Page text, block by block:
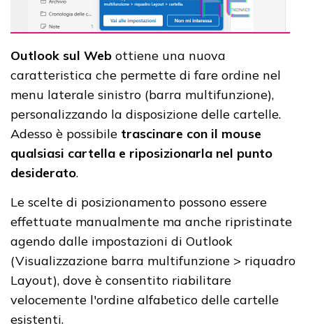
Outlook sul Web ottiene una nuova
caratteristica che permette di fare ordine nel
menu laterale sinistro (barra multifunzione),
personalizzando la disposizione delle cartelle.
Adesso è possibile trascinare con il mouse
qualsiasi cartella e riposizionarla nel punto
desiderato.
Le scelte di posizionamento possono essere
effettuate manualmente ma anche ripristinate
agendo dalle impostazioni di Outlook
(Visualizzazione barra multifunzione > riquadro
Layout), dove è consentito riabilitare
velocemente l'ordine alfabetico delle cartelle
esistenti.